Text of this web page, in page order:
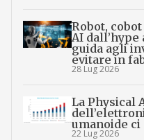
Robot,
AI
guida agli
evitare in
28 Lug 2026
La Physical
umanoide ci
22 Lug 2026